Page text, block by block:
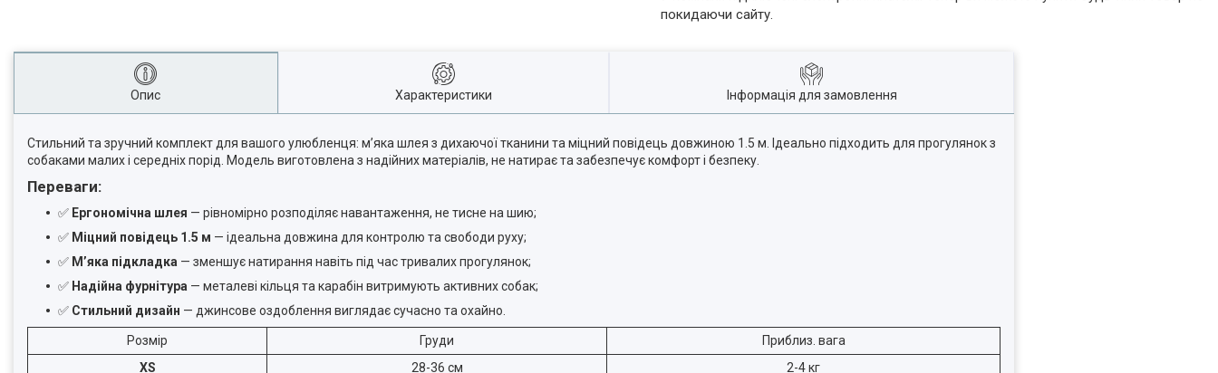
покидаючи сайту.
Опис Характеристики Інформація для замовлення
Стильний та зручний комплект для вашого улюбленця: м’яка шлея з дихаючої тканини та міцний повідець довжиною 1.5 м. Ідеально підходить для прогулянок з
собаками малих і середніх порід. Модель виготовлена з надійних матеріалів, не натирає та забезпечує комфорт і безпеку.
Переваги:
✅ Ергономічна шлея — рівномірно розподіляє навантаження, не тисне на шию;
✅ Міцний повідець 1.5 м — ідеальна довжина для контролю та свободи руху;
✅ М’яка підкладка — зменшує натирання навіть під час тривалих прогулянок;
✅ Надійна фурнітура — металеві кільця та карабін витримують активних собак;
✅ Стильний дизайн — джинсове оздоблення виглядає сучасно та охайно.
Розмір Груди
Приблиз. вага
XS
28-36 см
2-4 кг